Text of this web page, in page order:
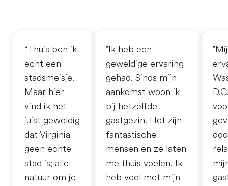
“Thuis ben ik
echt een
stadsmeisje.
Maar hier
vind ik het
juist geweldig
dat Virginia
geen echte
stad is; alle
natuur om je
"Ik heb een
geweldige ervaring
gehad. Sinds mijn
aankomst woon ik
bij hetzelfde
gastgezin. Het zijn
fantastische
mensen en ze laten
me thuis voelen. Ik
heb veel met mijn